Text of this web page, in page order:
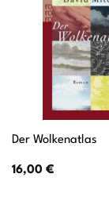
Der Wolkenatlas
16,00 €